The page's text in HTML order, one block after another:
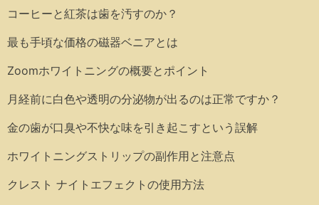
コーヒーと紅茶は歯を汚すのか？
最も手頃な価格の磁器ベニアとは
Zoomホワイトニングの概要とポイント
月経前に白色や透明の分泌物が出るのは正常ですか？
金の歯が口臭や不快な味を引き起こすという誤解
ホワイトニングストリップの副作用と注意点
クレスト ナイトエフェクトの使用方法